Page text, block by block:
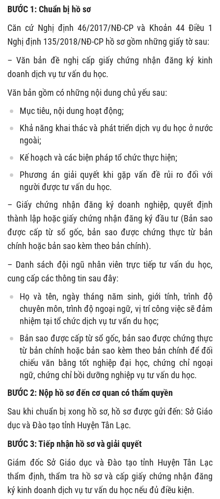
BƯỚC 1: Chuẩn bị hồ sơ
Căn cứ Nghị định 46/2017/NĐ-CP và Khoản 44 Điều 1
Nghị định 135/2018/NĐ-CP hồ sơ gồm những giấy tờ sau:
– Văn bản đề nghị cấp giấy chứng nhận đăng ký kinh
doanh dịch vụ tư vấn du học.
Văn bản gồm có những nội dung chủ yếu sau:
Mục tiêu, nội dung hoạt động;
Khả năng khai thác và phát triển dịch vụ du học ở nước
ngoài;
Kế hoạch và các biện pháp tổ chức thực hiện;
Phương án giải quyết khi gặp vấn đề rủi ro đối với
người được tư vấn du học.
– Giấy chứng nhận đăng ký doanh nghiệp, quyết định
thành lập hoặc giấy chứng nhận đăng ký đầu tư (Bản sao
được cấp từ sổ gốc, bản sao được chứng thực từ bản
chính hoặc bản sao kèm theo bản chính).
– Danh sách đội ngũ nhân viên trực tiếp tư vấn du học,
cung cấp các thông tin sau đây:
Họ và tên, ngày tháng năm sinh, giới tính, trình độ
chuyên môn, trình độ ngoại ngữ, vị trí công việc sẽ đảm
nhiệm tại tổ chức dịch vụ tư vấn du học;
Bản sao được cấp từ sổ gốc, bản sao được chứng thực
từ bản chính hoặc bản sao kèm theo bản chính để đối
chiếu văn bằng tốt nghiệp đại học, chứng chỉ ngoại
ngữ, chứng chỉ bồi dưỡng nghiệp vụ tư vấn du học.
BƯỚC 2: Nộp hồ sơ đến cơ quan có thẩm quyền
Sau khi chuẩn bị xong hồ sơ, hồ sơ được gửi đến: Sở Giáo
dục và Đào tạo tỉnh Huyện Tân Lạc.
BƯỚC 3: Tiếp nhận hồ sơ và giải quyết
Giám đốc Sở Giáo dục và Đào tạo tỉnh Huyện Tân Lạc
thẩm định, thẩm tra hồ sơ và cấp giấy chứng nhận đăng
ký kinh doanh dịch vụ tư vấn du học nếu đủ điều kiện.